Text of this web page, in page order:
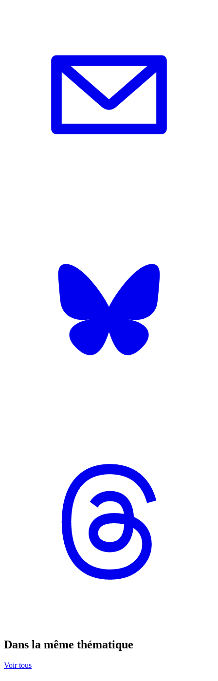
Dans la même thématique
Voir tous